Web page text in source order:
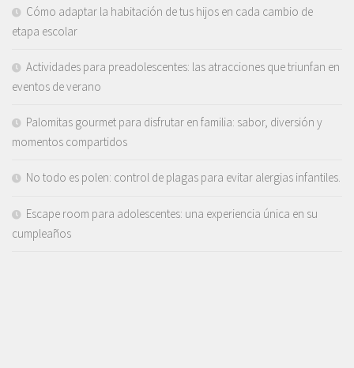
Cómo adaptar la habitación de tus hijos en cada cambio de
etapa escolar
Actividades para preadolescentes: las atracciones que triunfan en
eventos de verano
Palomitas gourmet para disfrutar en familia: sabor, diversión y
momentos compartidos
No todo es polen: control de plagas para evitar alergias infantiles.
Escape room para adolescentes: una experiencia única en su
cumpleaños